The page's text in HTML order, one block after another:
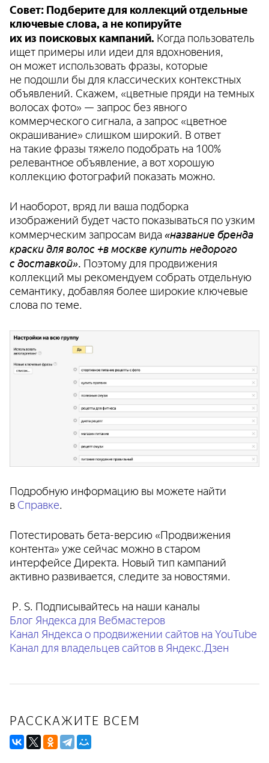
Совет: Подберите для коллекций отдельные
ключевые слова, а не копируйте
их из поисковых кампаний. Когда пользователь
ищет примеры или идеи для вдохновения,
он может использовать фразы, которые
не подошли бы для классических контекстных
объявлений. Скажем, «цветные пряди на темных
волосах фото» — запрос без явного
коммерческого сигнала, а запрос «цветное
окрашивание» слишком широкий. В ответ
на такие фразы тяжело подобрать на 100%
релевантное объявление, а вот хорошую
коллекцию фотографий показать можно.
И наоборот, вряд ли ваша подборка
изображений будет часто показываться по узким
коммерческим запросам вида«название бренда
краски для волос +в москве купить недорого
с доставкой». Поэтому для продвижения
коллекций мы рекомендуем собрать отдельную
семантику, добавляя более широкие ключевые
слова по теме.
Подробную информацию вы можете найти
вСправке.
Потестировать бета-версию «Продвижения
контента» уже сейчас можно в старом
интерфейсе Директа. Новый тип кампаний
активно развивается, следите за новостями.
P. S. Подписывайтесь на наши каналы
Блог Яндекса для Вебмастеров
Канал Яндекса о продвижении сайтов на YouTube
Канал для владельцев сайтов в Яндекс.Дзен
РАССКАЖИТЕ ВСЕМ